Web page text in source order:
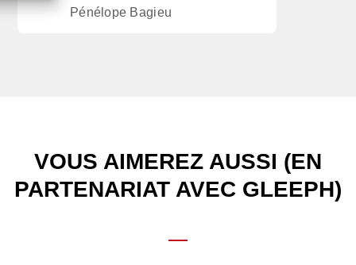
Pénélope Bagieu
VOUS AIMEREZ AUSSI (EN
PARTENARIAT AVEC GLEEPH)